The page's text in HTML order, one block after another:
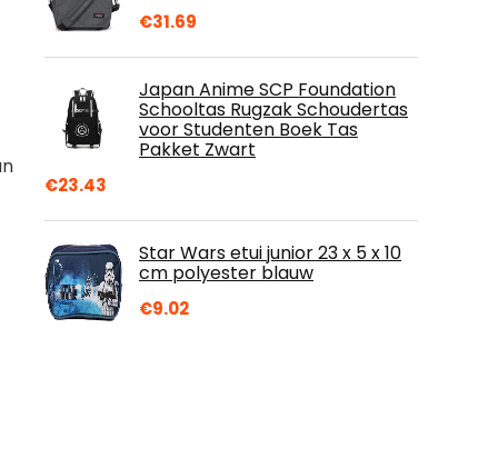
€31.69
Japan Anime SCP Foundation
Schooltas Rugzak Schoudertas
voor Studenten Boek Tas
Pakket Zwart
€23.43
Star Wars etui junior 23 x 5 x 10
cm polyester blauw
€9.02